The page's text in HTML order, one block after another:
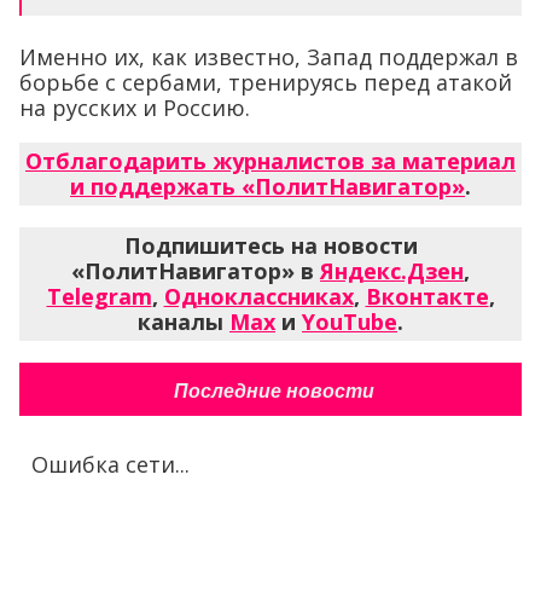
Именно их, как известно, Запад поддержал в
борьбе с сербами, тренируясь перед атакой
на русских и Россию.
Отблагодарить журналистов за материал
и поддержать «ПолитНавигатор».
Подпишитесь на новости
«ПолитНавигатор» вЯндекс.Дзен,
Telegram, Одноклассниках, Вконтакте,
каналы Max и YouTube.
Последние новости
Ошибка сети...